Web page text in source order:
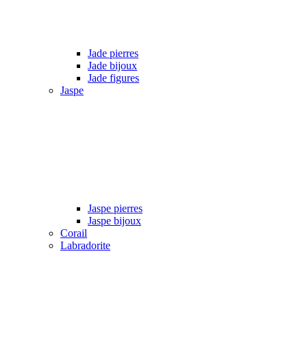
Jade pierres
Jade bijoux
Jade figures
Jaspe
Jaspe pierres
Jaspe bijoux
Corail
Labradorite